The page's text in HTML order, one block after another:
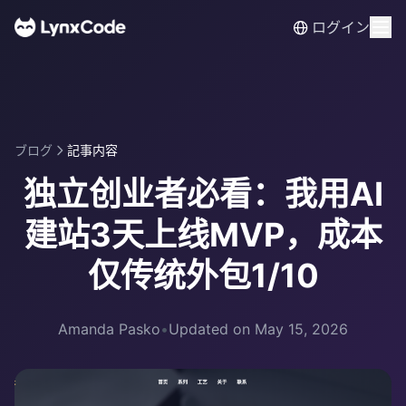
ログイン
ブログ 記事内容
独立创业者必看：我用AI
建站3天上线MVP，成本
仅传统外包1/10
Amanda Pasko•Updated on May 15, 2026